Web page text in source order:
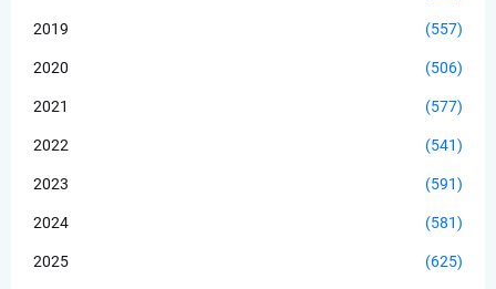
2019 (557)
2020 (506)
2021 (577)
2022 (541)
2023 (591)
2024 (581)
2025 (625)